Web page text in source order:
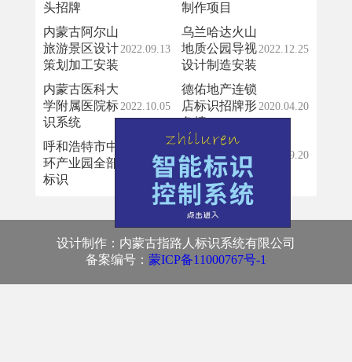
头招牌
制作项目
内蒙古阿尔山
旅游景区设计
策划加工安装
2022.09.13
乌兰哈达火山
地质公园导视
设计制造安装
2022.12.25
内蒙古医科大
学附属医院标
识系统
2022.10.05
德佑地产连锁
店标识招牌形
象墙
2020.04.20
呼和浩特市中
环产业园全部
标识
2023.3.28
内蒙古烟草蒙
选 118 连锁店
2022.9.20
设计制作：内蒙古指路人标识系统有限公司
备案编号： 蒙ICP备11000767号-1